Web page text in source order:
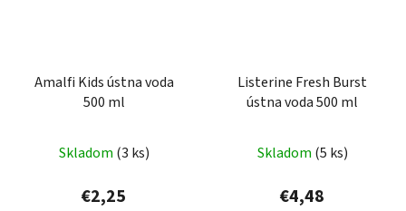
Amalfi Kids ústna voda
500 ml
Skladom (3 ks)
€2,25
Listerine Fresh Burst
ústna voda 500 ml
Skladom (5 ks)
€4,48